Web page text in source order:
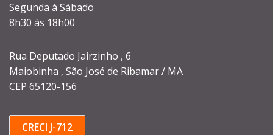
Segunda à Sábado
8h30 às 18h00
Rua Deputado Jairzinho , 6
Maiobinha , São José de Ribamar / MA
CEP 65120-156
CRECI J-712